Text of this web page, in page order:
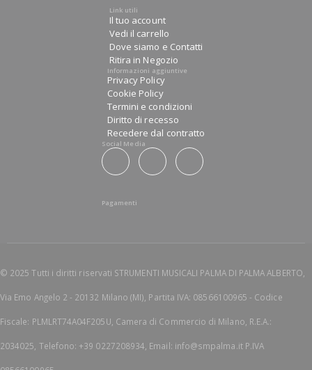
Link utili
Il tuo account
Vedi il carrello
Dove siamo e Contatti
Ritira in Negozio
Informazioni aggiuntive
Privacy Policy
Cookie Policy
Termini e condizioni
Diritto di recesso
Recedere dal contratto
Social Media
Pagamenti
© 2025 Tutti i diritti riservati STRUMENTI MUSICALI PALMA DI PALMA ALBERTO,
Via Emo Angelo 2 - 20132 Milano (MI), Partita IVA: 08566100965 - Codice
Fiscale: PLMLRT74A04F205U, Camera di Commercio di Milano, R.E.A.:
2034025, Telefono: +39 0227208934, Email: info@smpalma.it P.IVA